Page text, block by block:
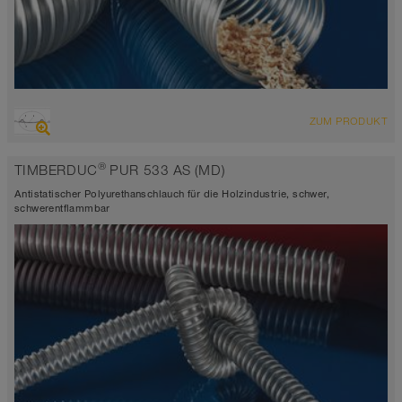
abriebfester Saugschlauch + Druckschlauch
-40°C bis 90°C (125°C)
ZUM PRODUKT
TIMBERDUC® PUR 533 AS (MD)
Antistatischer Polyurethanschlauch für die Holzindustrie, schwer,
schwerentflammbar